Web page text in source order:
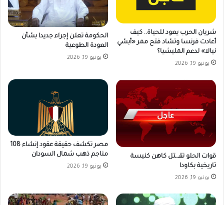
شريان الحرب يعود للحياة.. كيف
أعادت فرنسا وتشاد فتح ممر «أبشي
نيالا» لدعم المليشيا؟
يونيو 19, 2026
الحكومة تعلن إجراء جديدا بشأن
العودة الطوعية
يونيو 19, 2026
قوات الحلو تقـ.ـتل كاهن كنيسة
تاريخية بكاودا
يونيو 19, 2026
مصر تكشف حقيقة عقود إنشاء 108
مناجم ذهب شمال السودان
يونيو 19, 2026